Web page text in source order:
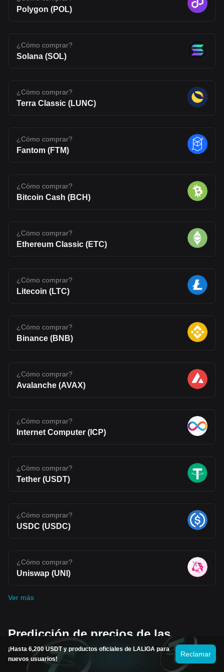
Polygon (POL)
¿Cómo comprar?
Solana (SOL)
¿Cómo comprar?
Terra Classic (LUNC)
¿Cómo comprar?
Fantom (FTM)
¿Cómo comprar?
Bitcoin Cash (BCH)
¿Cómo comprar?
Ethereum Classic (ETC)
¿Cómo comprar?
Litecoin (LTC)
¿Cómo comprar?
Binance (BNB)
¿Cómo comprar?
Avalanche (AVAX)
¿Cómo comprar?
Internet Computer (ICP)
¿Cómo comprar?
Tether (USDT)
¿Cómo comprar?
USDC (USDC)
¿Cómo comprar?
Uniswap (UNI)
Ver más
Predicción de precios de las
monedas en tendencia
¡Hasta 6,200 USDT y productos oficiales de LALIGA para
nuevos usuarios!
Reclamar